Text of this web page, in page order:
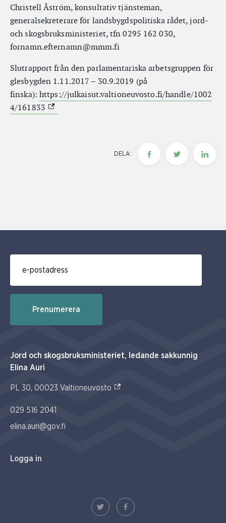
Christell Åström, konsultativ tjänsteman,
generalsekreterare för landsbygdspolitiska rådet, jord-
och skogsbruksministeriet, tfn 0295 162 030,
fornamn.efternamn@mmm.fi
Slutrapport från den parlamentariska arbetsgruppen för
glesbygden 1.11.2017 – 30.9.2019 (på
finska): https://julkaisut.valtioneuvosto.fi/handle/1002
4/161833 (Extern link)
DELA:
Prenumerera
Jord och skogsbruksministeriet, ledande sakkunnig
Elina Auri
PL 30, 00023 Valtioneuvosto (Extern link)
029 516 2041
elina.auri@gov.fi
Logga in